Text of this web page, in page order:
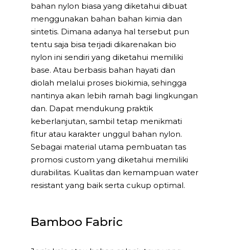
bahan nylon biasa yang diketahui dibuat
menggunakan bahan bahan kimia dan
sintetis. Dimana adanya hal tersebut pun
tentu saja bisa terjadi dikarenakan bio
nylon ini sendiri yang diketahui memiliki
base. Atau berbasis bahan hayati dan
diolah melalui proses biokimia, sehingga
nantinya akan lebih ramah bagi lingkungan
dan. Dapat mendukung praktik
keberlanjutan, sambil tetap menikmati
fitur atau karakter unggul bahan nylon.
Sebagai material utama pembuatan tas
promosi custom yang diketahui memiliki
durabilitas. Kualitas dan kemampuan water
resistant yang baik serta cukup optimal.
Bamboo Fabric